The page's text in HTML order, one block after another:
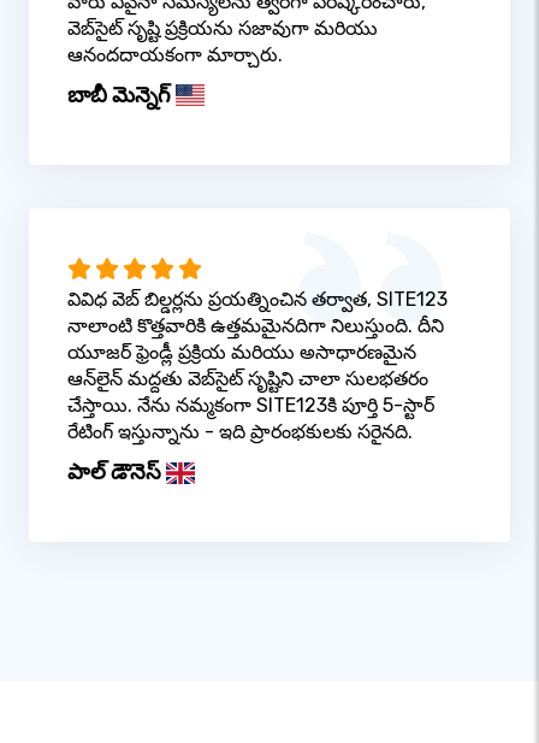
వెబ్‌సైట్ సృష్టి ప్రక్రియను సజావుగా మరియు
ఆనందదాయకంగా మార్చారు.
బాబీ మెన్నెగ్
వివిధ వెబ్ బిల్డర్లను ప్రయత్నించిన తర్వాత, SITE123
నాలాంటి కొత్తవారికి ఉత్తమమైనదిగా నిలుస్తుంది. దీని
యూజర్ ఫ్రెండ్లీ ప్రక్రియ మరియు అసాధారణమైన
ఆన్‌లైన్ మద్దతు వెబ్‌సైట్ సృష్టిని చాలా సులభతరం
చేస్తాయి. నేను నమ్మకంగా SITE123కి పూర్తి 5-స్టార్
రేటింగ్ ఇస్తున్నాను - ఇది ప్రారంభకులకు సరైనది.
పాల్ డౌనెస్